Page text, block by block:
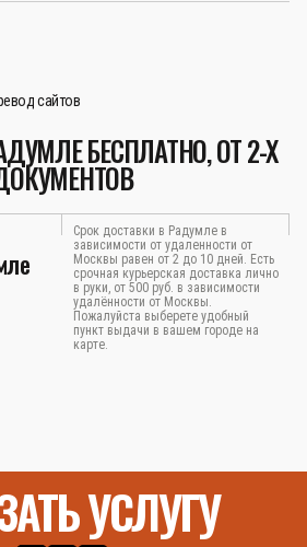
сайтов
БЕСПЛАТНО, ОТ 2-Х
Срок доставки в Радумле в
зависимости от удаленности от
Москвы равен от 2 до 10 дней. Есть
срочная курьерская доставка лично
в руки, от 500 руб. в зависимости
удалённости от Москвы.
Пожалуйста выберете удобный
пункт выдачи в вашем городе на
карте.
УСЛУГУ